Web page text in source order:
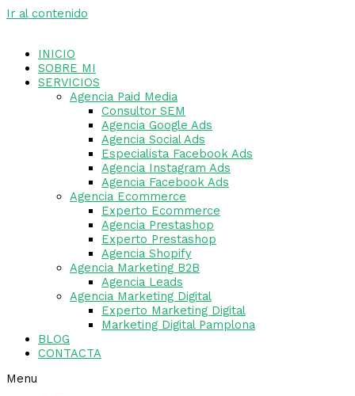
Ir al contenido
INICIO
SOBRE MI
SERVICIOS
Agencia Paid Media
Consultor SEM
Agencia Google Ads
Agencia Social Ads
Especialista Facebook Ads
Agencia Instagram Ads
Agencia Facebook Ads
Agencia Ecommerce
Experto Ecommerce
Agencia Prestashop
Experto Prestashop
Agencia Shopify
Agencia Marketing B2B
Agencia Leads
Agencia Marketing Digital
Experto Marketing Digital
Marketing Digital Pamplona
BLOG
CONTACTA
Menu